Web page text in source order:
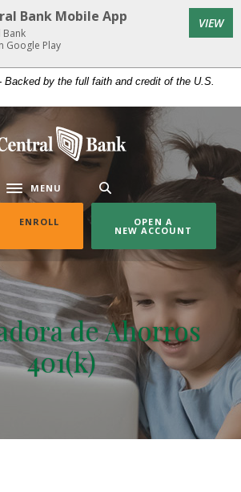
Backed by the full faith and credit of the U.S.
Bank
Toggle navigation
MENU
ENROLL (OPENS IN A NEW WINDOW)
OPEN A
NEW ACCOUNT
de Ahorros
401(k)
Bank Mobile App
Bank
Google Play
VIEW